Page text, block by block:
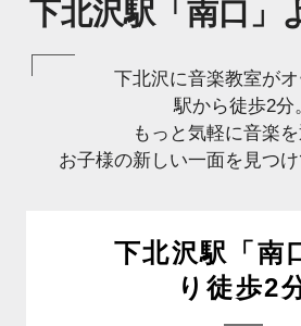
下北沢駅「南口」
下北沢に音楽教室がオ
駅から徒歩2分
もっと気軽に音楽
お子様の新しい一面を見つけ
下北沢駅「南
り徒歩2